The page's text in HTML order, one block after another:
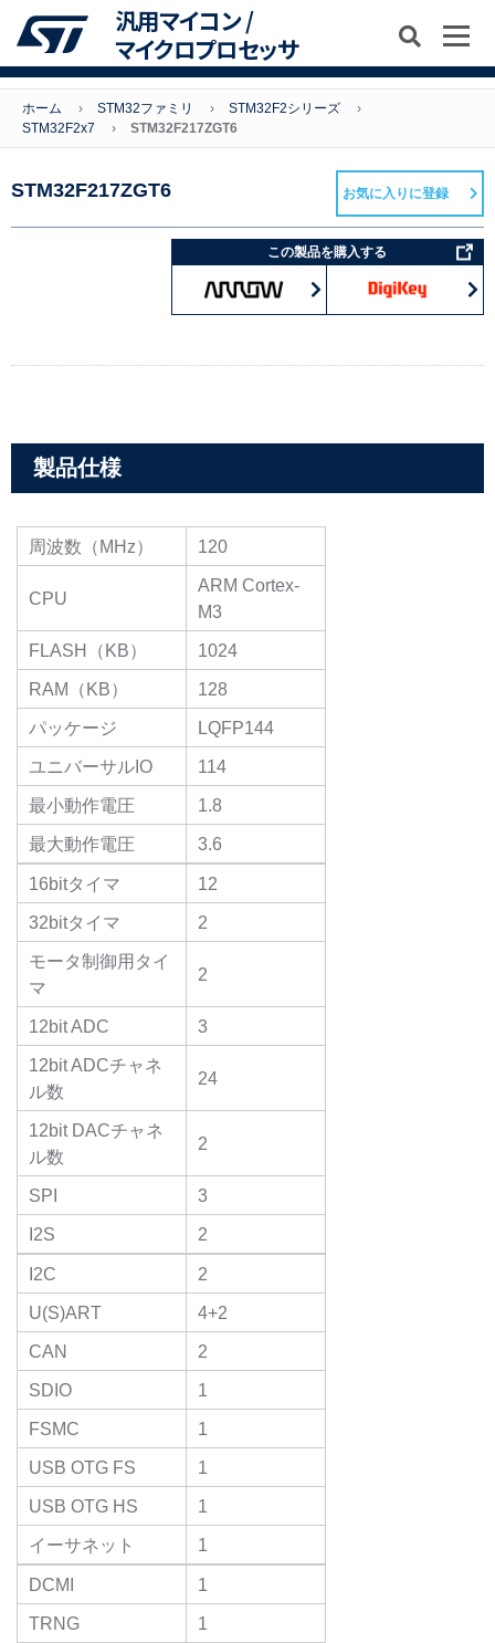
汎用マイコン /
マイクロプロセッサ
ホーム STM32ファミリ
STM32F2シリーズ
STM32F2x7
STM32F217ZGT6
STM32F217ZGT6
この製品を購入する
お気に入りに登録
製品仕様
周波数（MHz） 120
CPU
ARM Cortex-
M3
FLASH（KB）
1024
RAM（KB）
128
パッケージ
LQFP144
ユニバーサルIO
114
最小動作電圧
1.8
最大動作電圧
3.6
16bitタイマ
12
32bitタイマ
2
モータ制御用タイ
マ
2
12bit ADC
3
12bit ADCチャネ
ル数
24
12bit DACチャネ
ル数
2
SPI
3
I2S
2
I2C
2
U(S)ART
4+2
CAN
2
SDIO
1
FSMC
1
USB OTG FS
1
USB OTG HS
1
イーサネット
1
DCMI
1
TRNG
1